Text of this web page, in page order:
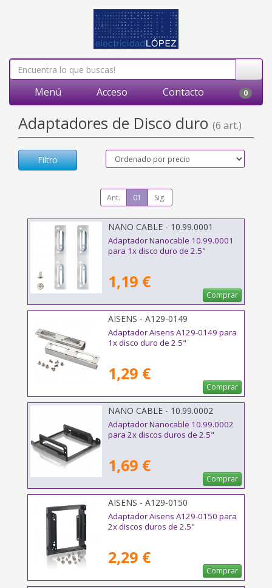
Menú Acceso Contacto 0
Adaptadores de Disco duro (6 art.)
Filtro
Ant. 01 Sig.
NANO CABLE - 10.99.0001
Adaptador Nanocable 10.99.0001
para 1x disco duro de 2.5"
1,19 €
Comprar
AISENS - A129-0149
Adaptador Aisens A129-0149 para
1x disco duro de 2.5"
1,29 €
Comprar
NANO CABLE - 10.99.0002
Adaptador Nanocable 10.99.0002
para 2x discos duros de 2.5"
1,69 €
Comprar
AISENS - A129-0150
Adaptador Aisens A129-0150 para
2x discos duros de 2.5"
2,29 €
Comprar